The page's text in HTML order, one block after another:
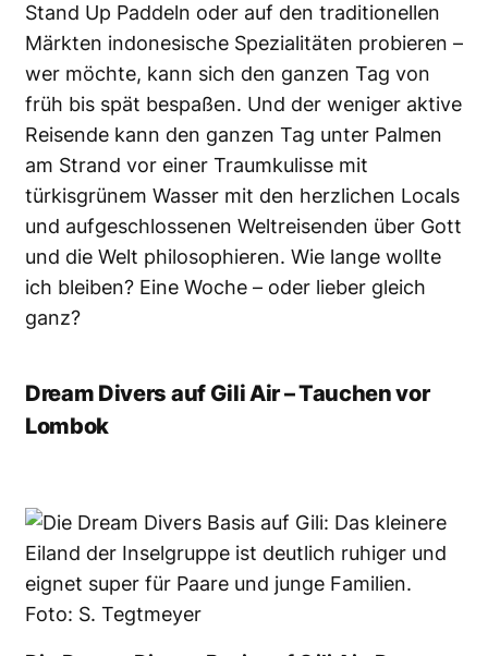
Stand Up Paddeln oder auf den traditionellen
Märkten indonesische Spezialitäten probieren –
wer möchte, kann sich den ganzen Tag von
früh bis spät bespaßen. Und der weniger aktive
Reisende kann den ganzen Tag unter Palmen
am Strand vor einer Traumkulisse mit
türkisgrünem Wasser mit den herzlichen Locals
und aufgeschlossenen Weltreisenden über Gott
und die Welt philosophieren. Wie lange wollte
ich bleiben? Eine Woche – oder lieber gleich
ganz?
Dream Divers auf Gili Air – Tauchen vor
Lombok